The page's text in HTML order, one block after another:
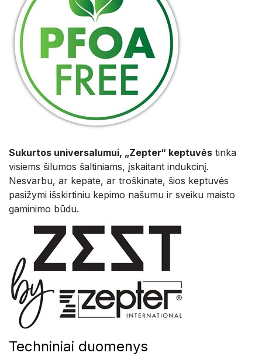
Sukurtos universalumui, „Zepter“ keptuvės tinka
visiems šilumos šaltiniams, įskaitant indukcinį.
Nesvarbu, ar kepate, ar troškinate, šios keptuvės
pasižymi išskirtiniu kepimo našumu ir sveiku maisto
gaminimo būdu.
Techniniai duomenys